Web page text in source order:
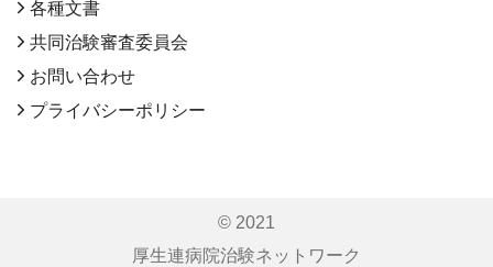
各種文書
共同治験審査委員会
お問い合わせ
プライバシーポリシー
© 2021
厚生連病院治験ネットワーク